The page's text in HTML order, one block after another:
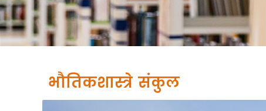
भौतिकशास्त्रे संकुल